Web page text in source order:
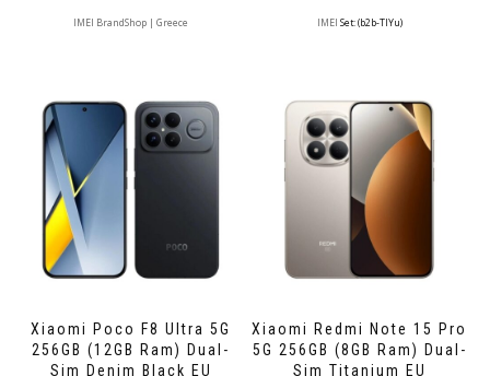
IMEI BrandShop | Greece IMEI Set: (b2b-TlYu)
Xiaomi Poco F8 Ultra 5G
256GB (12GB Ram) Dual-
Sim Denim Black EU
Xiaomi Redmi Note 15 Pro
5G 256GB (8GB Ram) Dual-
Sim Titanium EU